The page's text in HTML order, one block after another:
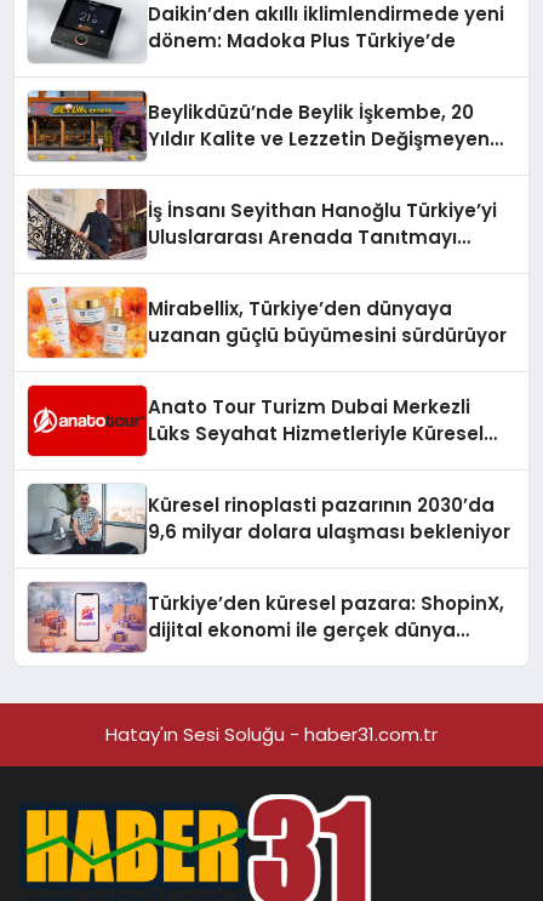
Daikin’den akıllı iklimlendirmede yeni
dönem: Madoka Plus Türkiye’de
Beylikdüzü’nde Beylik İşkembe, 20
Yıldır Kalite ve Lezzetin Değişmeyen
İş İnsanı Seyithan Hanoğlu Türkiye’yi
Uluslararası Arenada Tanıtmayı
Mirabellix, Türkiye’den dünyaya
uzanan güçlü büyümesini sürdürüyor
Anato Tour Turizm Dubai Merkezli
Lüks Seyahat Hizmetleriyle Küresel
Küresel rinoplasti pazarının 2030’da
9,6 milyar dolara ulaşması bekleniyor
Türkiye’den küresel pazara: ShopinX,
dijital ekonomi ile gerçek dünya
Hatay'ın Sesi Soluğu - haber31.com.tr